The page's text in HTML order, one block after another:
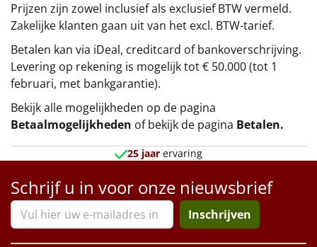
Prijzen zijn zowel inclusief als exclusief BTW vermeld.
Zakelijke klanten gaan uit van het excl. BTW-tarief.
Betalen kan via iDeal, creditcard of bankoverschrijving.
Levering op rekening is mogelijk tot € 50.000 (tot 1
februari, met bankgarantie).
Bekijk alle mogelijkheden op de pagina
Betaalmogelijkheden of bekijk de pagina Betalen.
25 jaar ervaring
Schrijf u in voor onze nieuwsbrief
Inschrijven